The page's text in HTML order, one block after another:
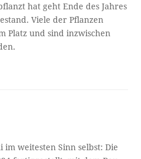
hat geht Ende des Jahres
Viele der Pflanzen
Platz und sind inzwischen
weitesten Sinn selbst: Die